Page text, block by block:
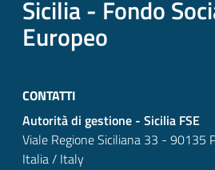
Sicilia - Fondo
Europeo
CONTATTI
Autorità di gestione - Sicilia FSE
Viale Regione Siciliana 33 - 90135
Italia / Italy